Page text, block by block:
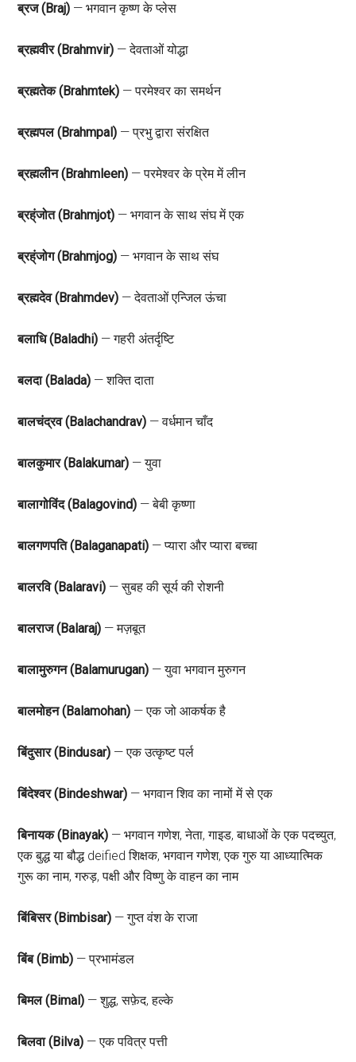
ब्रज (Braj) — भगवान कृष्ण के प्लेस
ब्रह्मवीर (Brahmvir) — देवताओं योद्धा
ब्रह्मतेक (Brahmtek) — परमेश्वर का समर्थन
ब्रह्मपल (Brahmpal) — प्रभु द्वारा संरक्षित
ब्रह्मलीन (Brahmleen) — परमेश्वर के प्रेम में लीन
ब्रह्ंजोत (Brahmjot) — भगवान के साथ संघ में एक
ब्रह्ंजोग (Brahmjog) — भगवान के साथ संघ
ब्रह्मदेव (Brahmdev) — देवताओं एन्जिल ऊंचा
बलाधि (Baladhi) — गहरी अंतर्दृष्टि
बलदा (Balada) — शक्ति दाता
बालचंद्रव (Balachandrav) — वर्धमान चाँद
बालकुमार (Balakumar) — युवा
बालागोविंद (Balagovind) — बेबी कृष्णा
बालगणपति (Balaganapati) — प्यारा और प्यारा बच्चा
बालरवि (Balaravi) — सुबह की सूर्य की रोशनी
बालराज (Balaraj) — मज़बूत
बालामुरुगन (Balamurugan) — युवा भगवान मुरुगन
बालमोहन (Balamohan) — एक जो आकर्षक है
बिंदुसार (Bindusar) — एक उत्कृष्ट पर्ल
बिंदेश्वर (Bindeshwar) — भगवान शिव का नामों में से एक
बिनायक (Binayak) — भगवान गणेश, नेता, गाइड, बाधाओं के एक पदच्युत,
एक बुद्ध या बौद्ध deified शिक्षक, भगवान गणेश, एक गुरु या आध्यात्मिक
गुरू का नाम, गरुड़, पक्षी और विष्णु के वाहन का नाम
बिंबिसर (Bimbisar) — गुप्त वंश के राजा
बिंब (Bimb) — प्रभामंडल
बिमल (Bimal) — शुद्ध, सफ़ेद, हल्के
बिलवा (Bilva) — एक पवित्र पत्ती